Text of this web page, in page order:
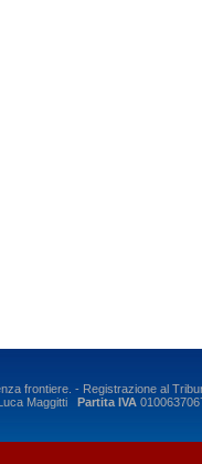
frontiere. - Registrazione al
Maggitti Partita IVA